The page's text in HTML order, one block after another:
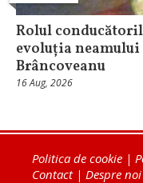
Rolul
evoluția
Brâncoveanu
16 Aug, 2026
Politica de cookie |
Contact| Despre noi